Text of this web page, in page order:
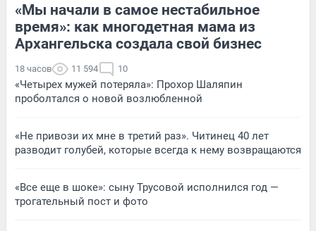
«Мы начали в самое нестабильное
время»: как многодетная мама из
Архангельска создала свой бизнес
18 часов 11 594 10
«Четырех мужей потеряла»: Прохор Шаляпин
проболтался о новой возлюбленной
«Не привози их мне в третий раз». Читинец 40 лет
разводит голубей, которые всегда к нему возвращаются
«Все еще в шоке»: сыну Трусовой исполнился год —
трогательный пост и фото